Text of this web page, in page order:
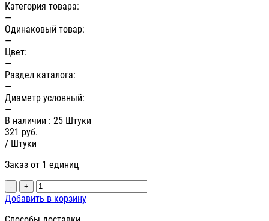
Категория товара:
—
Одинаковый товар:
—
Цвет:
—
Раздел каталога:
—
Диаметр условный:
—
В наличии : 25 Штуки
321 руб.
/ Штуки
Заказ от 1 единиц
- +
Добавить в корзину